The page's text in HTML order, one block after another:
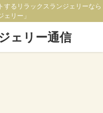
するリラックスランジェリーなら
ェリー」
ェリー通信